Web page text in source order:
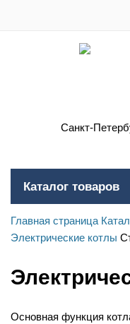
Санкт-
Каталог товаров
Главная страница
Электрические котлы
Основная функция